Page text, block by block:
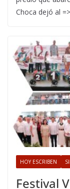
Choca dejó al
HOY ESCRIBEN
Festival